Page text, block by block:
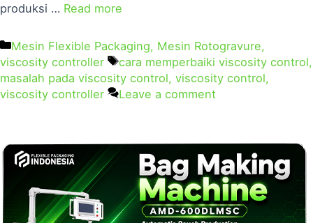
produksi … Read more
Mesin Flexible Packaging, Mesin Rotogravure,
viscosity controller
cara memperbaiki viscosity control,
masalah pada viscosity control, viscosity control,
viscosity controller
Leave a comment